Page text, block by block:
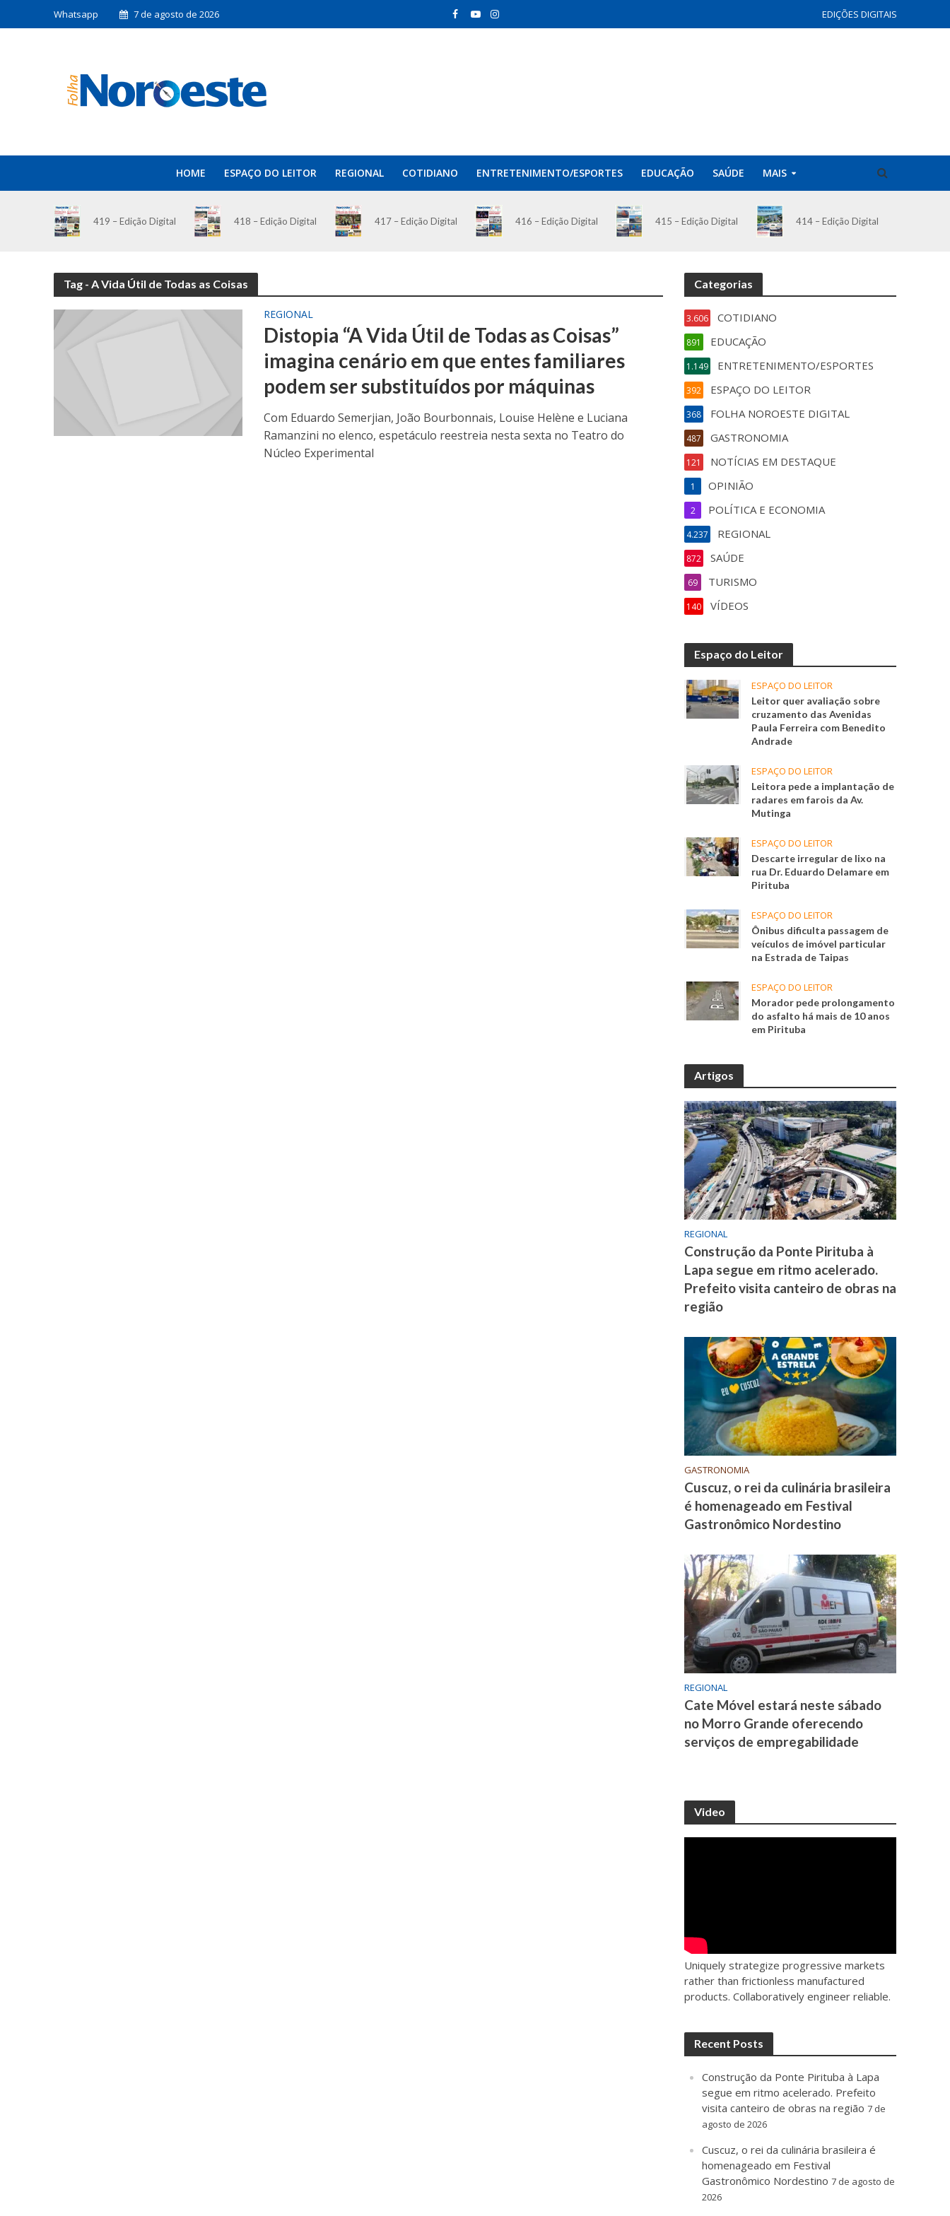
Whatsapp 7 de agosto de 2026 EDIÇÕES DIGITAIS
HOME ESPAÇO DO LEITOR REGIONAL COTIDIANO ENTRETENIMENTO/ESPORTES EDUCAÇÃO SAÚDE MAIS
419 – Edição Digital 418 – Edição Digital 417 – Edição Digital 416 – Edição Digital 415 – Edição Digital 414 – Edição Digital
Tag - A Vida Útil de Todas as Coisas
REGIONAL
Distopia “A Vida Útil de Todas as Coisas”
imagina cenário em que entes familiares
podem ser substituídos por máquinas
Com Eduardo Semerjian, João Bourbonnais, Louise Helène e Luciana
Ramanzini no elenco, espetáculo reestreia nesta sexta no Teatro do
Núcleo Experimental
Categorias
COTIDIANO
3.606
EDUCAÇÃO
891
ENTRETENIMENTO/ESPORTES
1.149
ESPAÇO DO LEITOR
392
FOLHA NOROESTE DIGITAL
368
GASTRONOMIA
487
NOTÍCIAS EM DESTAQUE
121
OPINIÃO
1
POLÍTICA E ECONOMIA
2
REGIONAL
4.237
SAÚDE
872
TURISMO
69
VÍDEOS
140
Espaço do Leitor
ESPAÇO DO LEITOR
Leitor quer avaliação sobre
cruzamento das Avenidas
Paula Ferreira com Benedito
Andrade
ESPAÇO DO LEITOR
Leitora pede a implantação de
radares em farois da Av.
Mutinga
ESPAÇO DO LEITOR
Descarte irregular de lixo na
rua Dr. Eduardo Delamare em
Pirituba
ESPAÇO DO LEITOR
Ônibus dificulta passagem de
veículos de imóvel particular
na Estrada de Taipas
ESPAÇO DO LEITOR
Morador pede prolongamento
do asfalto há mais de 10 anos
em Pirituba
Artigos
REGIONAL
Construção da Ponte Pirituba à
Lapa segue em ritmo acelerado.
Prefeito visita canteiro de obras na
região
GASTRONOMIA
Cuscuz, o rei da culinária brasileira
é homenageado em Festival
Gastronômico Nordestino
REGIONAL
Cate Móvel estará neste sábado
no Morro Grande oferecendo
serviços de empregabilidade
Video
Uniquely strategize progressive markets
rather than frictionless manufactured
products. Collaboratively engineer reliable.
Recent Posts
Construção da Ponte Pirituba à Lapa
segue em ritmo acelerado. Prefeito
visita canteiro de obras na região 7 de
agosto de 2026
Cuscuz, o rei da culinária brasileira é
homenageado em Festival
Gastronômico Nordestino 7 de agosto de
2026